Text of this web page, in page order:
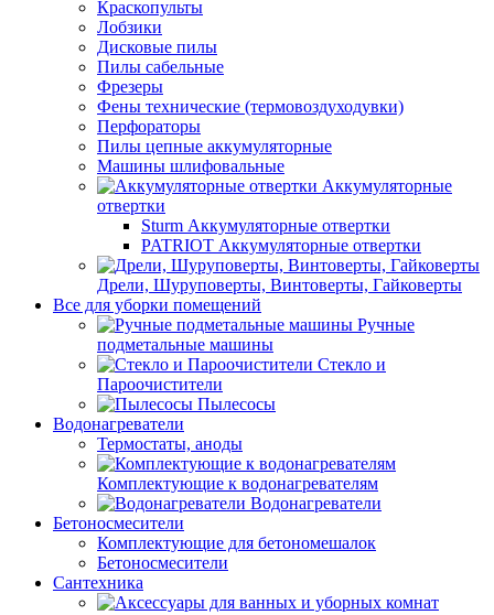
Краскопульты
Лобзики
Дисковые пилы
Пилы сабельные
Фрезеры
Фены технические (термовоздуходувки)
Перфораторы
Пилы цепные аккумуляторные
Машины шлифовальные
Аккумуляторные
отвертки
Sturm Аккумуляторные отвертки
PATRIOT Аккумуляторные отвертки
Дрели, Шуруповерты, Винтоверты, Гайковерты
Все для уборки помещений
Ручные
подметальные машины
Стекло и
Пароочистители
Пылесосы
Водонагреватели
Термостаты, аноды
Комплектующие к водонагревателям
Водонагреватели
Бетоносмесители
Комплектующие для бетономешалок
Бетоносмесители
Сантехника